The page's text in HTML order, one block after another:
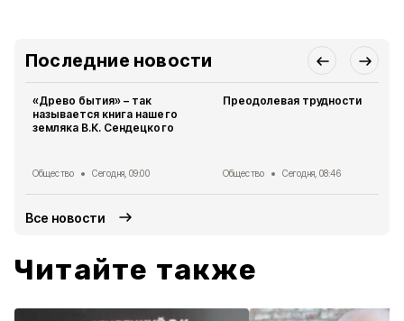
Последние новости
«Древо бытия» – так
называется книга нашего
земляка В.К. Сендецкого
Общество Сегодня, 09:00
Преодолевая трудности
Общество Сегодня, 08:46
Все новости
Читайте также